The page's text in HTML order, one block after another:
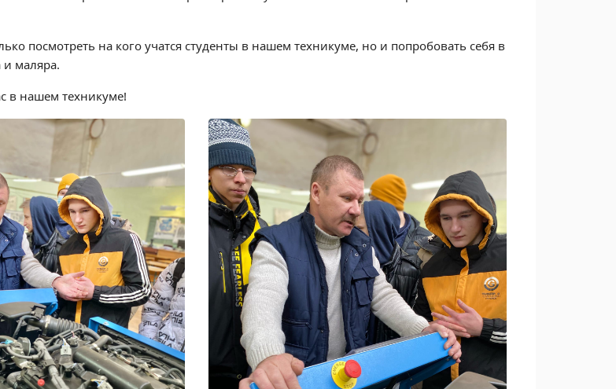
посмотреть на кого учатся студенты в нашем техникуме, но и попробовать себя в
и маляра.
в нашем техникуме!